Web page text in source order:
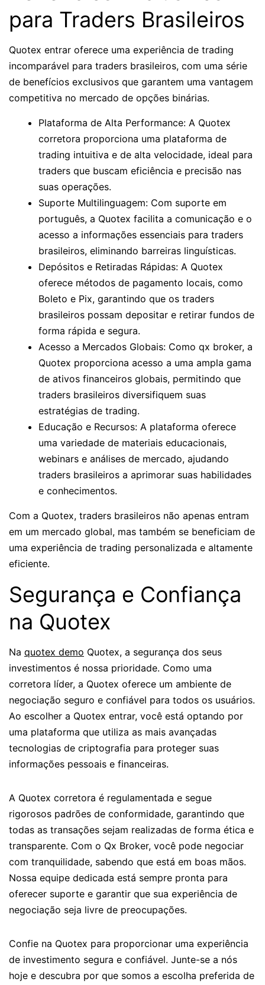
para Traders Brasileiros
Quotex entrar oferece uma experiência de trading
incomparável para traders brasileiros, com uma série
de benefícios exclusivos que garantem uma vantagem
competitiva no mercado de opções binárias.
Plataforma de Alta Performance: A Quotex
corretora proporciona uma plataforma de
trading intuitiva e de alta velocidade, ideal para
traders que buscam eficiência e precisão nas
suas operações.
Suporte Multilinguagem: Com suporte em
português, a Quotex facilita a comunicação e o
acesso a informações essenciais para traders
brasileiros, eliminando barreiras linguísticas.
Depósitos e Retiradas Rápidas: A Quotex
oferece métodos de pagamento locais, como
Boleto e Pix, garantindo que os traders
brasileiros possam depositar e retirar fundos de
forma rápida e segura.
Acesso a Mercados Globais: Como qx broker, a
Quotex proporciona acesso a uma ampla gama
de ativos financeiros globais, permitindo que
traders brasileiros diversifiquem suas
estratégias de trading.
Educação e Recursos: A plataforma oferece
uma variedade de materiais educacionais,
webinars e análises de mercado, ajudando
traders brasileiros a aprimorar suas habilidades
e conhecimentos.
Com a Quotex, traders brasileiros não apenas entram
em um mercado global, mas também se beneficiam de
uma experiência de trading personalizada e altamente
eficiente.
Segurança e Confiança
na Quotex
Na quotex demo Quotex, a segurança dos seus
investimentos é nossa prioridade. Como uma
corretora líder, a Quotex oferece um ambiente de
negociação seguro e confiável para todos os usuários.
Ao escolher a Quotex entrar, você está optando por
uma plataforma que utiliza as mais avançadas
tecnologias de criptografia para proteger suas
informações pessoais e financeiras.
A Quotex corretora é regulamentada e segue
rigorosos padrões de conformidade, garantindo que
todas as transações sejam realizadas de forma ética e
transparente. Com o Qx Broker, você pode negociar
com tranquilidade, sabendo que está em boas mãos.
Nossa equipe dedicada está sempre pronta para
oferecer suporte e garantir que sua experiência de
negociação seja livre de preocupações.
Confie na Quotex para proporcionar uma experiência
de investimento segura e confiável. Junte-se a nós
hoje e descubra por que somos a escolha preferida de